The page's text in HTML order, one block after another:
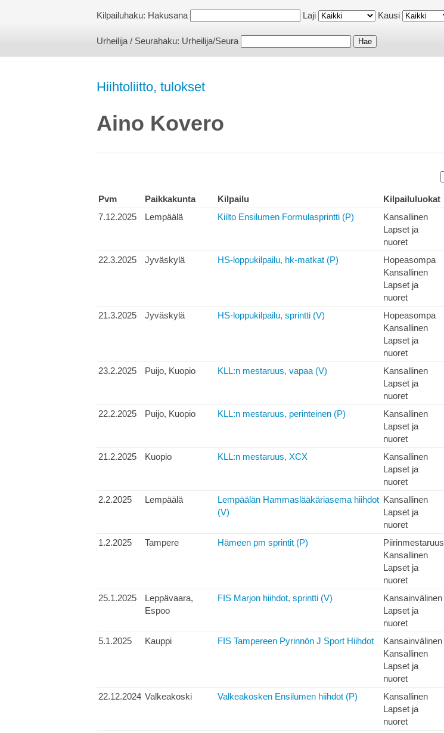
Kilpailuhaku: Hakusana Laji Kausi
Urheilija / Seurahaku: Urheilija/Seura
Hiihtoliitto, tulokset
Aino Kovero
Pvm Paikkakunta Kilpailu Kilpailuluokat
7.12.2025
Lempäälä Kiilto Ensilumen Formulasprintti (P)
Kansallinen
Lapset ja
nuoret
22.3.2025 Jyväskylä HS-loppukilpailu, hk-matkat (P)
Hopeasompa
Kansallinen
Lapset ja
nuoret
21.3.2025 Jyväskylä HS-loppukilpailu, sprintti (V)
Hopeasompa
Kansallinen
Lapset ja
nuoret
23.2.2025 Puijo, Kuopio KLL:n mestaruus, vapaa (V)
Kansallinen
Lapset ja
nuoret
22.2.2025 Puijo, Kuopio KLL:n mestaruus, perinteinen (P)
Kansallinen
Lapset ja
nuoret
21.2.2025 Kuopio KLL:n mestaruus, XCX
Kansallinen
Lapset ja
nuoret
2.2.2025 Lempäälä
Lempäälän Hammaslääkäriasema hiihdot
(V)
Kansallinen
Lapset ja
nuoret
1.2.2025 Tampere Hämeen pm sprintit (P)
Piirinmestaruus
Kansallinen
Lapset ja
nuoret
25.1.2025
Leppävaara,
Espoo
FIS Marjon hiihdot, sprintti (V)
Kansainvälinen
Lapset ja
nuoret
5.1.2025 Kauppi FIS Tampereen Pyrinnön J Sport Hiihdot
Kansainvälinen
Kansallinen
Lapset ja
nuoret
22.12.2024 Valkeakoski Valkeakosken Ensilumen hiihdot (P)
Kansallinen
Lapset ja
nuoret